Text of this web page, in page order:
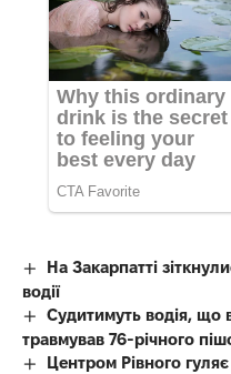
На Закарпатті
водії
Судитимуть водія, що
травмував 76-річного
Центром Рівного